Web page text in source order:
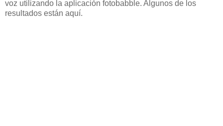
voz utilizando la aplicación fotobabble. Algunos de los
resultados están aquí.